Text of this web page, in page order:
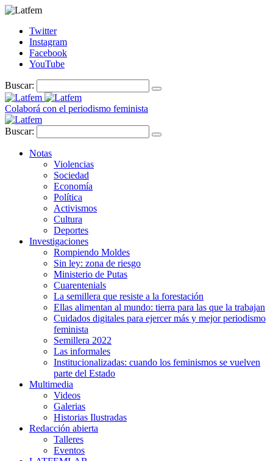
Twitter
Instagram
Facebook
YouTube
Buscar:
Colaborá con el periodismo feminista
Buscar:
Notas
Violencias
Sociedad
Economía
Política
Activismos
Cultura
Deportes
Investigaciones
Rompiendo Moldes
Sin ley: zona de riesgo
Ministerio de Putas
Cuarentenials
La semillera que resiste a la forestación
Ellas alimentan al mundo: tierra para las que la trabajan
Cuidados digitales para ejercer más y mejor periodismo
feminista
Semillera 2022
Las informales
Institucionalizadas: cuando los feminismos se vuelven
parte del Estado
Multimedia
Videos
Galerias
Historias Ilustradas
Redacción abierta
Talleres
Eventos